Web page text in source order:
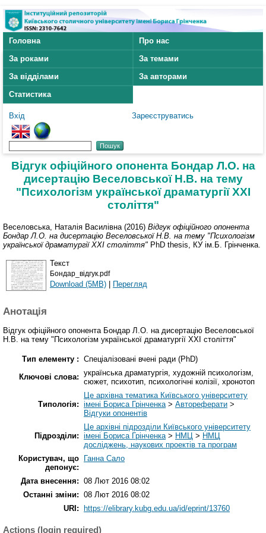
Головна
Про нас
За роками
За темами
За відділами
За авторами
Статистика
Вхід Зареєструватись
Відгук офіційного опонента Бондар Л.О. на
дисертацію Веселовської Н.В. на тему
"Психологізм української драматургії ХXI
століття"
Веселовська, Наталія Василівна (2016) Відгук офіційного опонента
Бондар Л.О. на дисертацію Веселовської Н.В. на тему "Психологізм
української драматургії ХXI століття" PhD thesis, КУ ім.Б. Грінченка.
Текст
Бондар_відгук.pdf
Download (5MB) | Перегляд
Анотація
Відгук офіційного опонента Бондар Л.О. на дисертацію Веселовської
Н.В. на тему "Психологізм української драматургії ХXI століття"
Тип елементу : Спеціалізовані вчені ради (PhD)
Ключові слова: українська драматургія, художній психологізм,
сюжет, психотип, психологічні колізії, хронотоп
Типологія:
Це архівна тематика Київського університету
імені Бориса Грінченка> Автореферати >
Відгуки опонентів
Підрозділи:
Це архівні підрозділи Київського університету
імені Бориса Грінченка> НМЦ > НМЦ
досліджень, наукових проектів та програм
Користувач, що
депонує:
Ганна Сало
Дата внесення: 08 Лют 2016 08:02
Останні зміни: 08 Лют 2016 08:02
URI:
https://elibrary.kubg.edu.ua/id/eprint/13760
Actions (login required)